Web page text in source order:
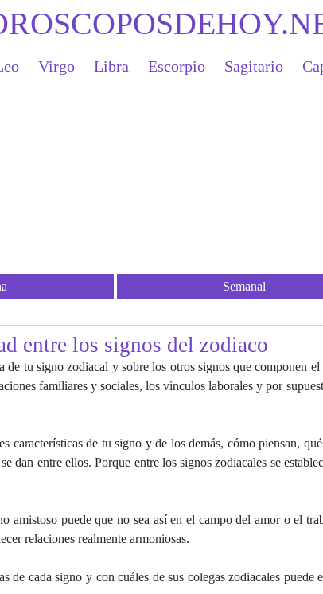
Virgo Libra Escorpio Sagitario
Semanal
entre los signos del zodiaco
de tu signo zodiacal y sobre los otros signos que componen
familiares y sociales, los vínculos laborales y por
características de tu signo y de los demás, cómo piensan,
dan entre ellos. Porque entre los signos zodiacales se
amistoso puede que no sea así en el campo del amor o el
relaciones realmente armoniosas.
de cada signo y con cuáles de sus colegas zodiacales